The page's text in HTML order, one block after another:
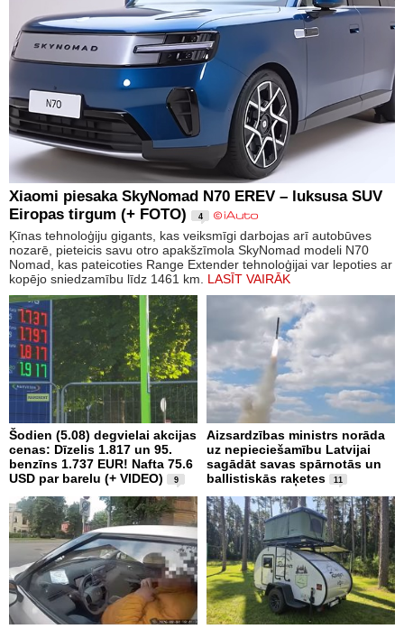
Xiaomi piesaka SkyNomad N70 EREV – luksusa SUV
Eiropas tirgum (+ FOTO)
4
Ķīnas tehnoloģiju gigants, kas veiksmīgi darbojas arī autobūves
nozarē, pieteicis savu otro apakšzīmola SkyNomad modeli N70
Nomad, kas pateicoties Range Extender tehnoloģijai var lepoties ar
kopējo sniedzamību līdz 1461 km. LASĪT VAIRĀK
Šodien (5.08) degvielai akcijas
cenas: Dīzelis 1.817 un 95.
benzīns 1.737 EUR! Nafta 75.6
USD par barelu (+ VIDEO)
9
Aizsardzības ministrs norāda
uz nepieciešamību Latvijai
sagādāt savas spārnotās un
ballistiskās raķetes
11